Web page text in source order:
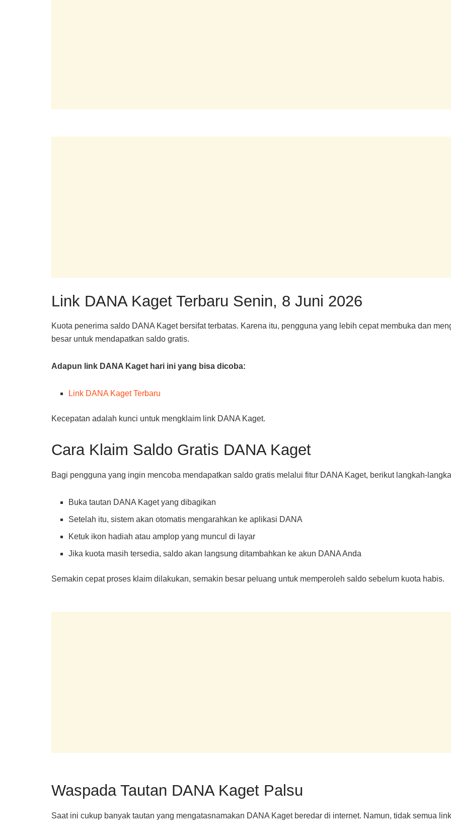
Link DANA Kaget Terbaru Senin, 8 Juni 2026
Kuota penerima saldo DANA Kaget bersifat terbatas. Karena itu, pengguna yang lebih cepat membuka dan
besar untuk mendapatkan saldo gratis.
Adapun link DANA Kaget hari ini yang bisa dicoba:
Link DANA Kaget Terbaru
Kecepatan adalah kunci untuk mengklaim link DANA Kaget.
Cara Klaim Saldo Gratis DANA Kaget
Bagi pengguna yang ingin mencoba mendapatkan saldo gratis melalui fitur DANA Kaget, berikut langkah-
Buka tautan DANA Kaget yang dibagikan
Setelah itu, sistem akan otomatis mengarahkan ke aplikasi DANA
Ketuk ikon hadiah atau amplop yang muncul di layar
Jika kuota masih tersedia, saldo akan langsung ditambahkan ke akun DANA Anda
Semakin cepat proses klaim dilakukan, semakin besar peluang untuk memperoleh saldo sebelum kuota habis.
Waspada Tautan DANA Kaget Palsu
Saat ini cukup banyak tautan yang mengatasnamakan DANA Kaget beredar di internet. Namun, tidak semua